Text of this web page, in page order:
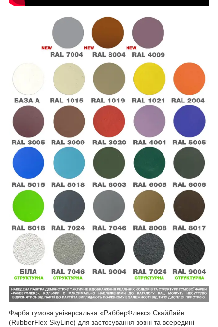
Фарба гумова універсальна «РабберФлекс» СкайЛайн
(RubberFlex SkyLine) для застосування зовні та всередині